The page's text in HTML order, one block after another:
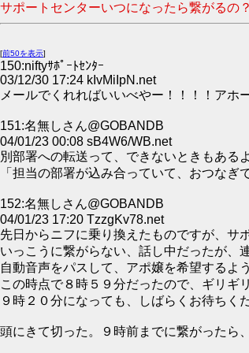
サポートセンターいつになったら繋がるの？
[前50を表示]
150:niftyｻﾎﾟｰﾄｾﾝﾀｰ
03/12/30 17:24 kIvMiIpN.net
メールでくれればいいべやー！！！！アホ
151:名無しさん@GOBANDB
04/01/23 00:08 sB4W6/WB.net
別部署への転送って、できないときもあるよ
「担当の部署が込み合っていて、おつなぎ
152:名無しさん@GOBANDB
04/01/23 17:20 TzzgKv78.net
先日からニフに乗り換えたものですが、サ
いっこうに繋がらない、話し中だったが、
自動音声をパスして、アポ嬢を希望するよ
この時点で８時５９分だったので、ギリギ
９時２０分になっても、しばらくお待ちく
頭にきて切った。９時前までに繋がったら